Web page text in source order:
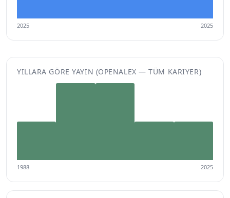
2025 2025
YILLARA GÖRE YAYIN (OPENALEX — TÜM KARIYER)
1988 2025